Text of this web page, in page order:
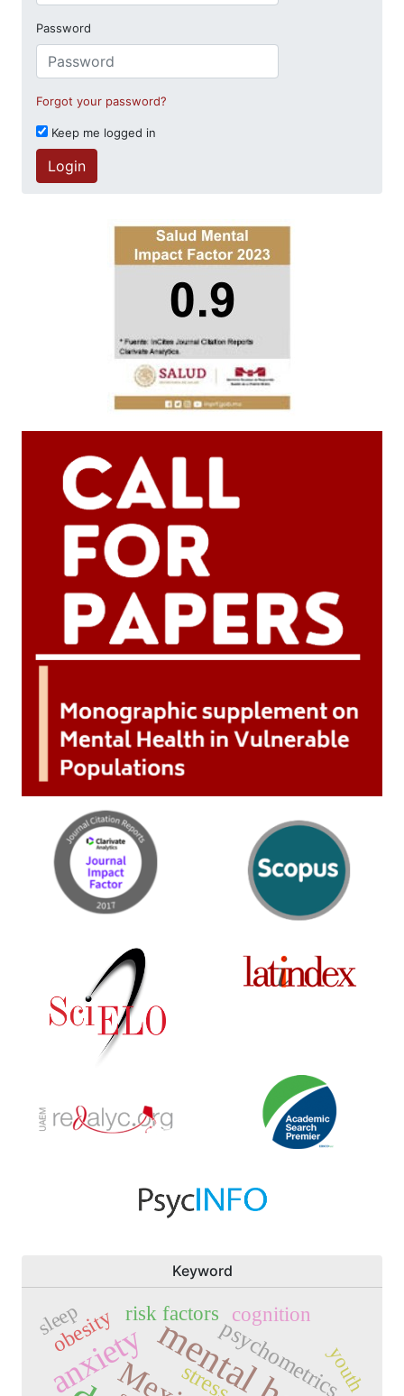
Password
Forgot your password?
Keep me logged in
Login
Keyword
anxiety stresspsychometrics
obesity risk factors cognition
sleep
youth